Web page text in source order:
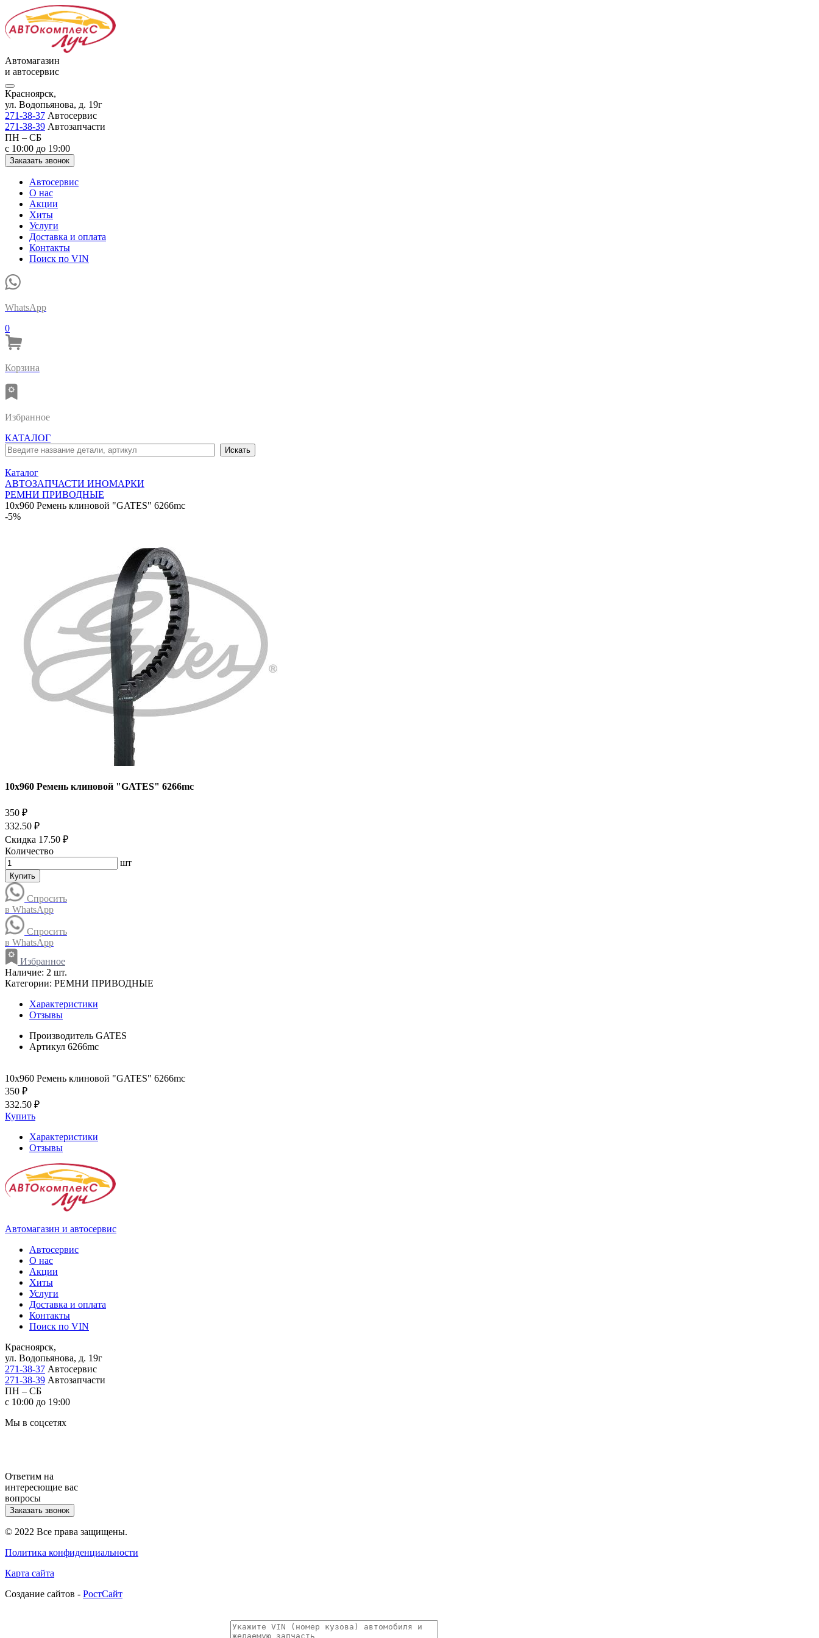
Автомагазин
и автосервис
Красноярск,
ул. Водопьянова, д. 19г
271-38-37 Автосервис
271-38-39 Автозапчасти
ПН – СБ
с 10:00 до 19:00
Заказать звонок
Автосервис
О нас
Акции
Хиты
Услуги
Доставка и оплата
Контакты
Поиск по VIN
WhatsApp
0
Корзина
Избранное
КАТАЛОГ
Каталог
АВТОЗАПЧАСТИ ИНОМАРКИ
РЕМНИ ПРИВОДНЫЕ
10x960 Ремень клиновой "GATES" 6266mc
-5%
10x960 Ремень клиновой "GATES" 6266mc
350 ₽
332.50 ₽
Скидка 17.50 ₽
Количество
шт
Купить
Спросить
в WhatsApp
Спросить
в WhatsApp
Избранное
Наличие: 2 шт.
Категории: РЕМНИ ПРИВОДНЫЕ
Характеристики
Отзывы
Производитель GATES
Артикул 6266mc
10x960 Ремень клиновой "GATES" 6266mc
350 ₽
332.50 ₽
Купить
Характеристики
Отзывы
Автомагазин и автосервис
Автосервис
О нас
Акции
Хиты
Услуги
Доставка и оплата
Контакты
Поиск по VIN
Красноярск,
ул. Водопьянова, д. 19г
271-38-37 Автосервис
271-38-39 Автозапчасти
ПН – СБ
с 10:00 до 19:00
Мы в соцсетях
Ответим на
интересющие вас
вопросы
Заказать звонок
© 2022 Все права защищены.
Политика конфиденциальности
Карта сайта
Cоздание сайтов - РостСайт